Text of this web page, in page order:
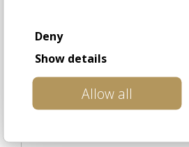
Deny
Show details
Allow all
Messaggio